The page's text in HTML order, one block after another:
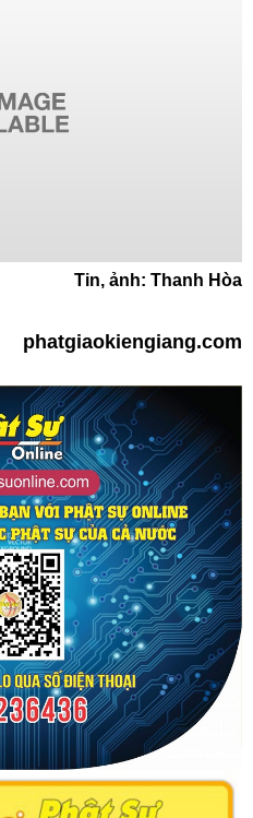
Tin, ảnh: Thanh Hòa
phatgiaokiengiang.com